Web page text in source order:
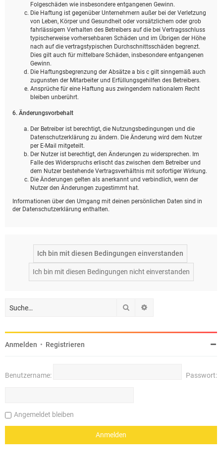
Folgeschäden wie insbesondere entgangenen Gewinn.
Die Haftung ist gegenüber Unternehmern außer bei der Verletzung
von Leben, Körper und Gesundheit oder vorsätzlichem oder grob
fahrlässigem Verhalten des Betreibers auf die bei Vertragsschluss
typischerweise vorhersehbaren Schäden und im Übrigen der Höhe
nach auf die vertragstypischen Durchschnittsschäden begrenzt.
Dies gilt auch für mittelbare Schäden, insbesondere entgangenen
Gewinn.
Die Haftungsbegrenzung der Absätze a bis c gilt sinngemäß auch
zugunsten der Mitarbeiter und Erfüllungsgehilfen des Betreibers.
Ansprüche für eine Haftung aus zwingendem nationalem Recht
bleiben unberührt.
6. Änderungsvorbehalt
Der Betreiber ist berechtigt, die Nutzungsbedingungen und die
Datenschutzerklärung zu ändern. Die Änderung wird dem Nutzer
per E-Mail mitgeteilt.
Der Nutzer ist berechtigt, den Änderungen zu widersprechen. Im
Falle des Widerspruchs erlischt das zwischen dem Betreiber und
dem Nutzer bestehende Vertragsverhältnis mit sofortiger Wirkung.
Die Änderungen gelten als anerkannt und verbindlich, wenn der
Nutzer den Änderungen zugestimmt hat.
Informationen über den Umgang mit deinen persönlichen Daten sind in
der Datenschutzerklärung enthalten.
Suche
Anmelden • Registrieren
Benutzername: Passwort:
Angemeldet bleiben